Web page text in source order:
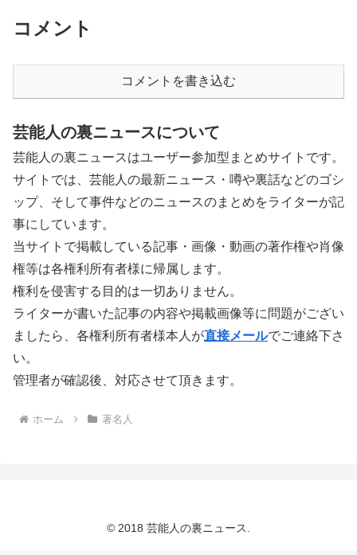
コメント
コメントを書き込む
芸能人の裏ニュースについて
芸能人の裏ニュースはユーザー参加型まとめサイトです。
サイトでは、芸能人の最新ニュース・噂や裏話などのゴシ
ップ、そして事件などのニュースのまとめをライターが記
事にしています。
当サイトで掲載している記事・画像・動画の著作権や肖像
権等は各権利所有者様に帰属します。
権利を侵害する目的は一切ありません。
ライターが書いた記事の内容や掲載画像等に問題がござい
ましたら、各権利所有者様本人が直接メールでご連絡下さ
い。
管理者が確認後、対応させて頂きます。
ホーム 著名人
© 2018 芸能人の裏ニュース.